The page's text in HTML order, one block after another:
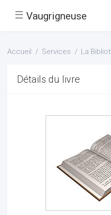
☰ Vaugrigneuse
Accueil Services La
Détails du livre